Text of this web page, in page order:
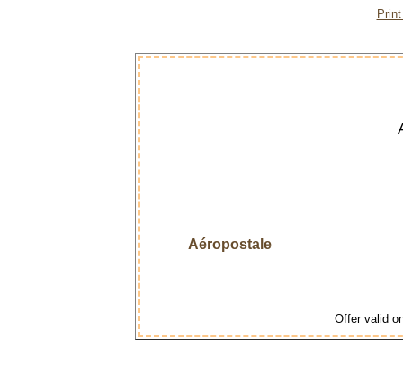
Aéropostale
Offer valid